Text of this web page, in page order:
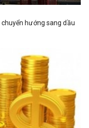
hướng sang dầu